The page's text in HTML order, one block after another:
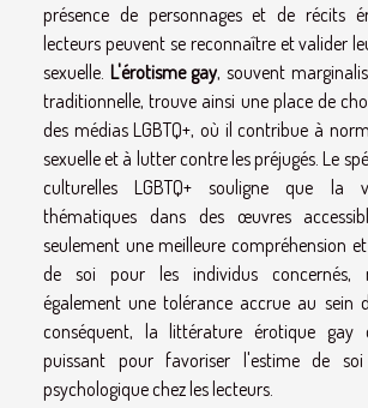
présence de personnages et de récits
lecteurs peuvent se reconnaître et valider
sexuelle. L'érotisme gay, souvent
traditionnelle, trouve ainsi une place de
des médias LGBTQ+, où il contribue à
sexuelle et à lutter contre les préjugés. Le
culturelles LGBTQ+ souligne que la
thématiques dans des œuvres
seulement une meilleure compréhension
de soi pour les individus concernés,
également une tolérance accrue au sein
conséquent, la littérature érotique gay
puissant pour favoriser l'estime de
psychologique chez les lecteurs.